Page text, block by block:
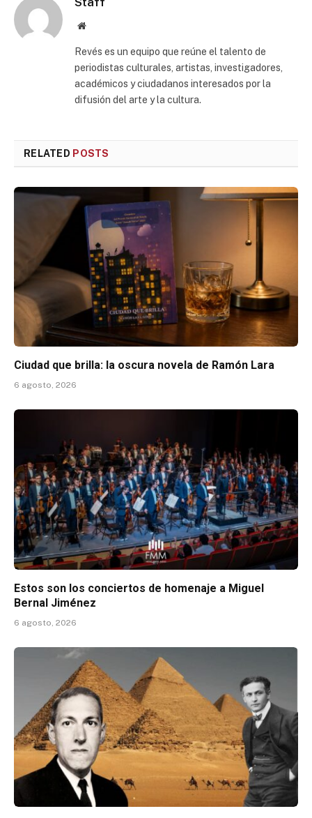
Website
Revés es un equipo que reúne el talento de
periodistas culturales, artistas, investigadores,
académicos y ciudadanos interesados por la
difusión del arte y la cultura.
RELATED POSTS
Ciudad que brilla: la oscura novela de Ramón Lara
6 agosto, 2026
Estos son los conciertos de homenaje a Miguel
Bernal Jiménez
6 agosto, 2026